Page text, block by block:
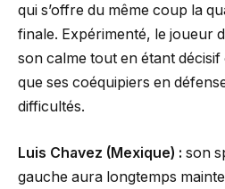
qui s’offre du même coup la
finale. Expérimenté, le joueur
son calme tout en étant
que ses coéquipiers en
difficultés.
Luis Chavez (Mexique) : son
gauche aura longtemps